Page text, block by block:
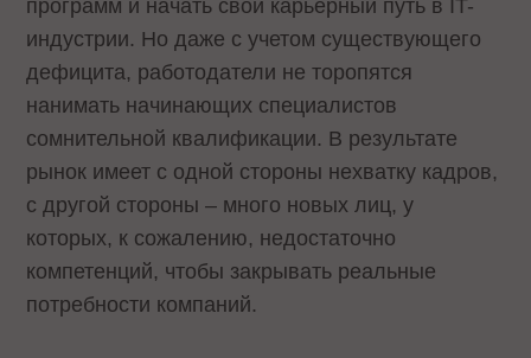
программ и начать свой карьерный путь в IT-
индустрии. Но даже с учетом существующего
дефицита, работодатели не торопятся
нанимать начинающих специалистов
сомнительной квалификации. В результате
рынок имеет с одной стороны нехватку кадров,
с другой стороны – много новых лиц, у
которых, к сожалению, недостаточно
компетенций, чтобы закрывать реальные
потребности компаний.